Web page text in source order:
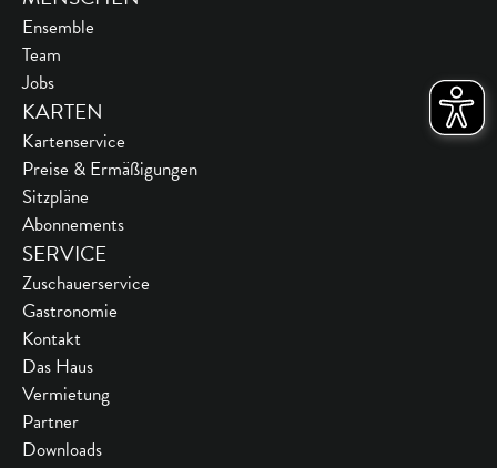
Ensemble
Team
Jobs
KARTEN
Kartenservice
Preise & Ermäßigungen
Sitzpläne
Abonnements
SERVICE
Zuschauerservice
Gastronomie
Kontakt
Das Haus
Vermietung
Partner
Downloads